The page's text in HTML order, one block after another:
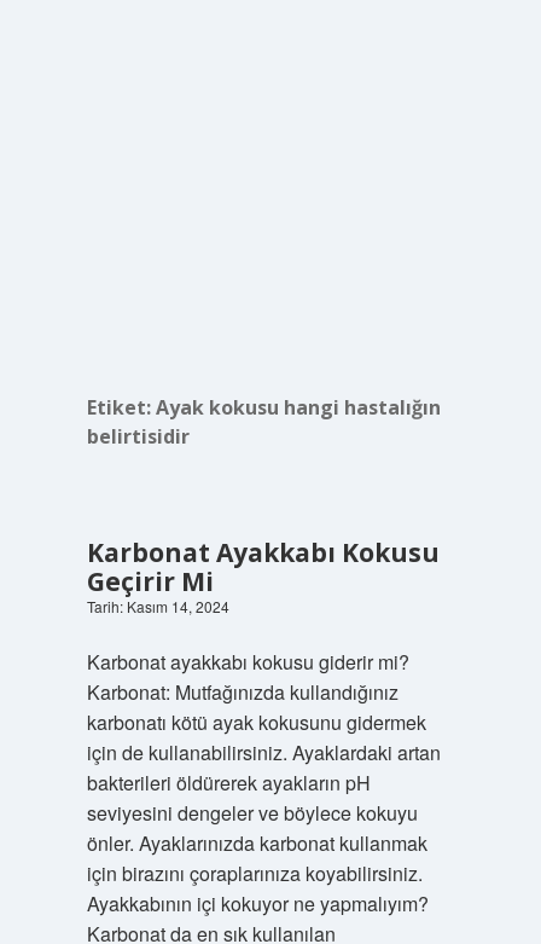
Etiket:Ayak kokusu hangi hastalığın
belirtisidir
Karbonat Ayakkabı Kokusu
Geçirir Mi
Tarih: Kasım 14, 2024
Karbonat ayakkabı kokusu giderir mi?
Karbonat: Mutfağınızda kullandığınız
karbonatı kötü ayak kokusunu gidermek
için de kullanabilirsiniz. Ayaklardaki artan
bakterileri öldürerek ayakların pH
seviyesini dengeler ve böylece kokuyu
önler. Ayaklarınızda karbonat kullanmak
için birazını çoraplarınıza koyabilirsiniz.
Ayakkabının içi kokuyor ne yapmalıyım?
Karbonat da en sık kullanılan